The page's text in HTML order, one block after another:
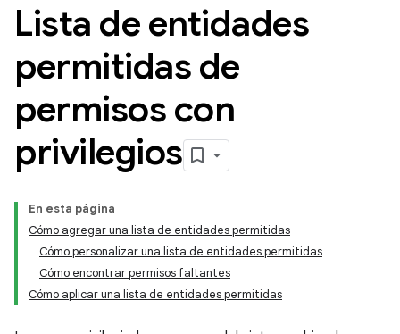
Lista de entidades
permitidas de
permisos con
privilegios
En esta página
Cómo agregar una lista de entidades permitidas
Cómo personalizar una lista de entidades permitidas
Cómo encontrar permisos faltantes
Cómo aplicar una lista de entidades permitidas